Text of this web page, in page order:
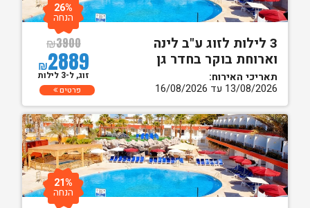
3 לילות לזוג ע"ב לינה
וארוחת בוקר בחדר גן
תאריכי האירוח:
13/08/2026 עד 16/08/2026
₪3900
₪2889
26%
הנחה
זוג, ל-3 לילות
פרטים
21%
הנחה